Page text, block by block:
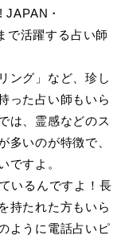
・
で活躍する占い師
ング」など、珍し
った占い師もいら
は、霊感などのス
多いのが特徴で、
ですよ。
いるんですよ！長
持たれた方もいら
ように電話占いピ